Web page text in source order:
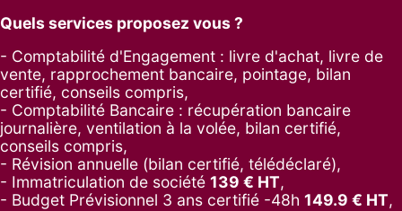
Quels services proposez vous ?
- Comptabilité d'Engagement : livre d'achat, livre de
vente, rapprochement bancaire, pointage, bilan
certifié, conseils compris,
- Comptabilité Bancaire : récupération bancaire
journalière, ventilation à la volée, bilan certifié,
conseils compris,
- Révision annuelle (bilan certifié, télédéclaré),
- Immatriculation de société 139 € HT,
- Budget Prévisionnel 3 ans certifié -48h 149.9 € HT,